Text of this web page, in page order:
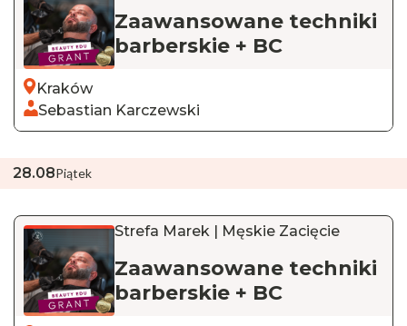
Zaawansowane techniki
barberskie + BC
Kraków
Sebastian Karczewski
Piątek
28.08
Strefa Marek | Męskie Zacięcie
Zaawansowane techniki
barberskie + BC